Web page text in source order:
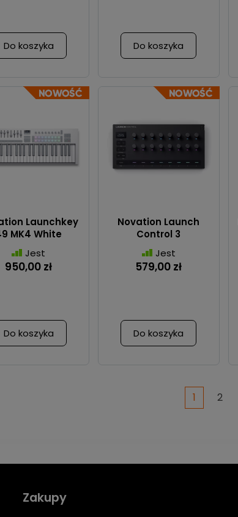
Do koszyka Do koszyka
Launchkey
MK4 White
Jest
950,00 zł
Do koszyka
Novation Launch
Control 3
Jest
579,00 zł
Do koszyka
1 2
Zakupy